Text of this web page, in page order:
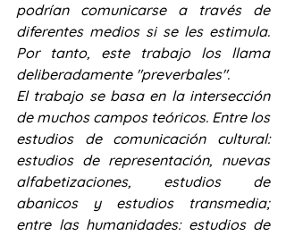
podrían comunicarse a través de
diferentes medios si se les estimula.
Por tanto, este trabajo los llama
deliberadamente "preverbales".
El trabajo se basa en la intersección
de muchos campos teóricos. Entre los
estudios de comunicación cultural:
estudios de representación, nuevas
alfabetizaciones, estudios de
abanicos y estudios transmedia;
entre las humanidades: estudios de